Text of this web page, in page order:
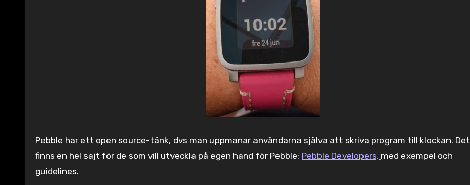
Pebble har ett open source-tänk, dvs man uppmanar användarna själva att skriva program till klockan. Det
finns en hel sajt för de som vill utveckla på egen hand för Pebble: Pebble Developers, med exempel och
guidelines.